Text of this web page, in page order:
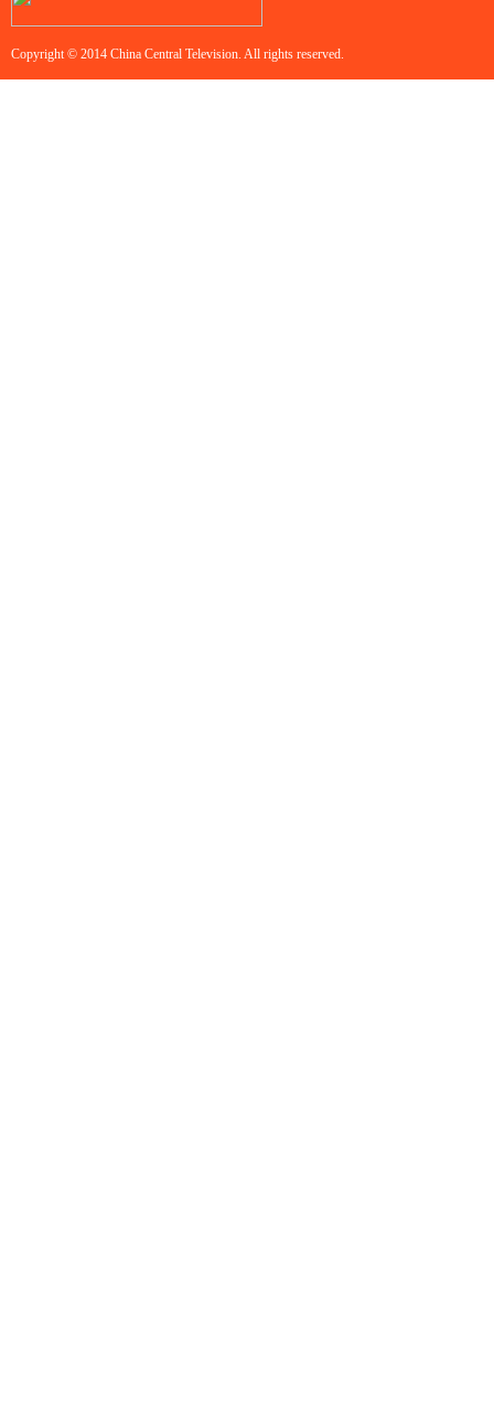
Copyright © 2014 China Central Television. All rights reserved.